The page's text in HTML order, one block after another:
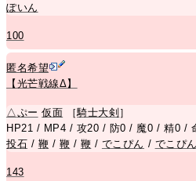
ぽいん
100
匿名希望
【光芒戦線Δ】
△ ぷー 仮面 ［騎士大剣］
HP21 / MP4 / 攻20 / 防0 / 魔0 / 精0 /
投石 / 鞭 / 鞭 / 鞭 / でこぴん / でこぴん
143